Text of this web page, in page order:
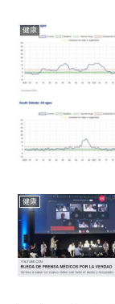
健康
健康